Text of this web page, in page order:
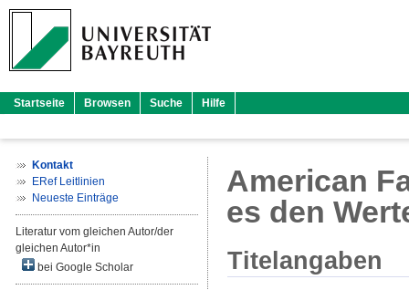
Startseite Browsen Suche Hilfe
Kontakt
ERef Leitlinien
Neueste Einträge
Literatur vom gleichen Autor/der
gleichen Autor*in
bei Google Scholar
American
es den
Titelangaben